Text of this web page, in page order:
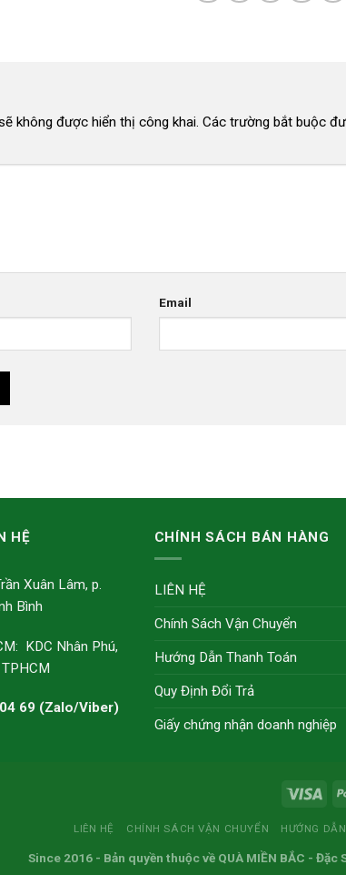
không được hiển thị công khai. Các trường bắt buộc
Email
HỆ
Xuân Lâm, p.
Bình
KDC Nhân Phú,
69 (Zalo/Viber)
CHÍNH SÁCH BÁN HÀNG
LIÊN HỆ
Chính Sách Vận Chuyển
Hướng Dẫn Thanh Toán
Quy Định Đổi Trả
Giấy chứng nhận doanh nghiệp
LIÊN HỆ CHÍNH SÁCH VẬN CHUYỂN HƯỚNG
Since 2016 - Bản quyền thuộc về QUÀ MIỀN BẮC - Đặc